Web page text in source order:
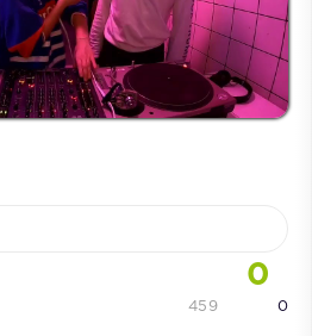
0
0
459